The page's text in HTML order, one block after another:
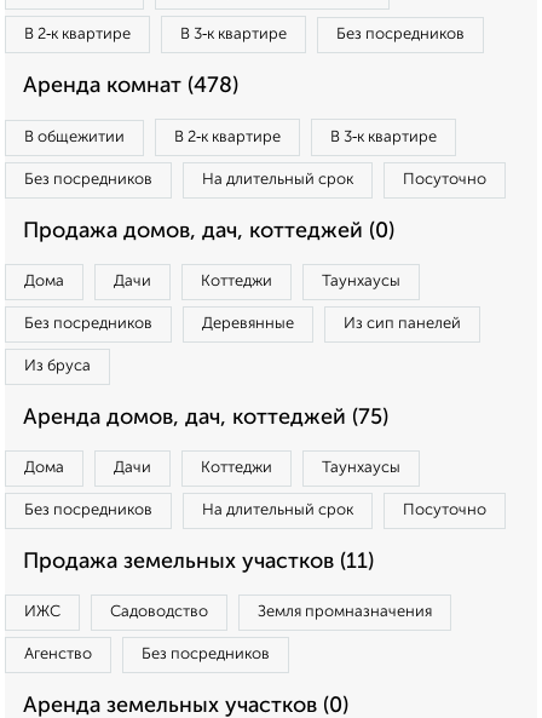
В 2‑к квартире В 3‑к квартире Без посредников
Аренда комнат (478)
В общежитии В 2‑к квартире В 3‑к квартире
Без посредников На длительный срок Посуточно
Продажа домов, дач, коттеджей (0)
Дома Дачи Коттеджи Таунхаусы
Без посредников Деревянные Из сип панелей
Из бруса
Аренда домов, дач, коттеджей (75)
Дома Дачи Коттеджи Таунхаусы
Без посредников На длительный срок Посуточно
Продажа земельных участков (11)
ИЖС Садоводство Земля промназначения
Агенство Без посредников
Аренда земельных участков (0)